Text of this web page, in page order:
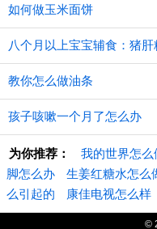
如何做玉米面饼
八个月以上宝宝辅食：猪肝
教你怎么做油条
孩子咳嗽一个月了怎么办
为你推荐： 我的世界怎么
脚怎么办
生姜红糖水怎么
么引起的
康佳电视怎么样
©